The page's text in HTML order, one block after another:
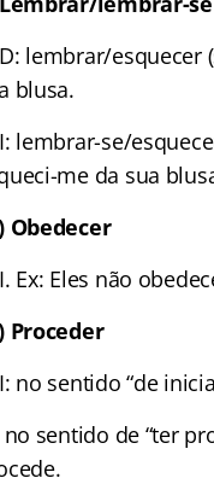
lembrar/esquecer
blusa.
lembrar-se/
me da sua
Obedecer
Ex: Eles não
Proceder
no sentido “de
no sentido de “ter